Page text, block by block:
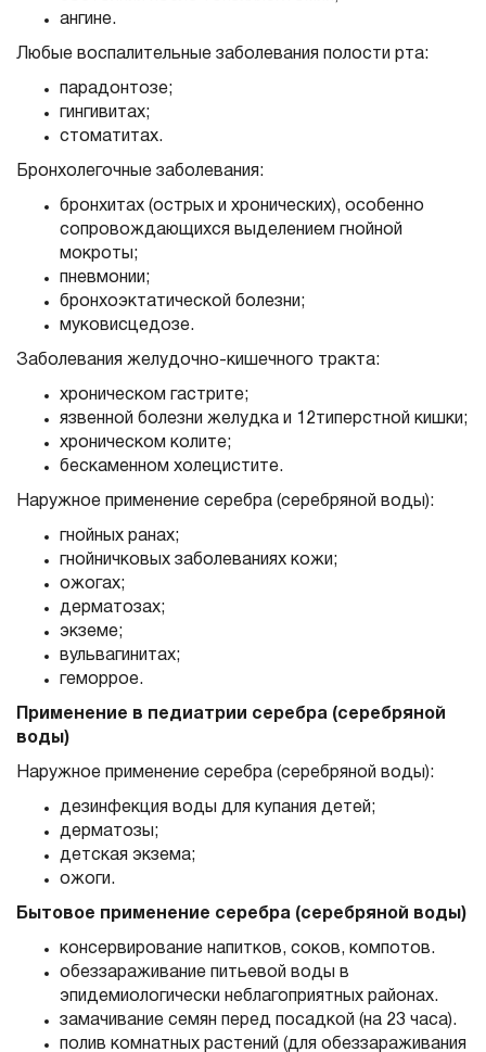
ангине.
Любые воспалительные заболевания полости рта:
парадонтозе;
гингивитах;
стоматитах.
Бронхолегочные заболевания:
бронхитах (острых и хронических), особенно
сопровождающихся выделением гнойной
мокроты;
пневмонии;
бронхоэктатической болезни;
муковисцедозе.
Заболевания желудочно-кишечного тракта:
хроническом гастрите;
язвенной болезни желудка и 12типерстной кишки;
хроническом колите;
бескаменном холецистите.
Наружное применение серебра (серебряной воды):
гнойных ранах;
гнойничковых заболеваниях кожи;
ожогах;
дерматозах;
экземе;
вульвагинитах;
геморрое.
Применение в педиатрии серебра (серебряной
воды)
Наружное применение серебра (серебряной воды):
дезинфекция воды для купания детей;
дерматозы;
детская экзема;
ожоги.
Бытовое применение серебра (серебряной воды)
консервирование напитков, соков, компотов.
обеззараживание питьевой воды в
эпидемиологически неблагоприятных районах.
замачивание семян перед посадкой (на 23 часа).
полив комнатных растений (для обеззараживания